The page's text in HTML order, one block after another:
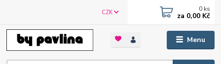
Menu
CZK 0 ks
za 0,00 Kč